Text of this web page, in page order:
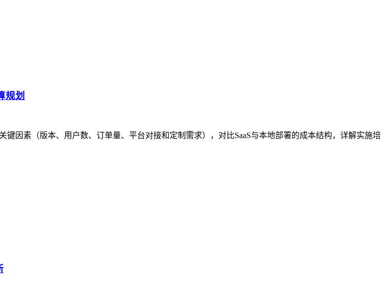
规划
因素（版本、用户数、订单量、平台对接和定制需求），对比SaaS与本地部署的成本结构，详解实施培